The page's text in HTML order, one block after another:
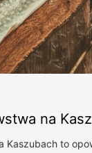
na
Kaszubach to